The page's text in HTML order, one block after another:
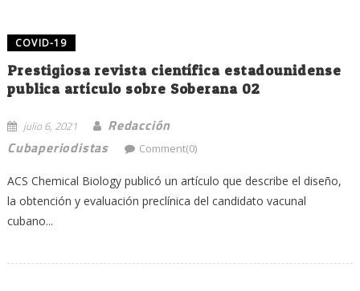
COVID-19
Prestigiosa revista científica estadounidense
publica artículo sobre Soberana 02
julio 6, 2021
Redacción
Cubaperiodistas
Comment(0)
ACS Chemical Biology publicó un artículo que describe el diseño,
la obtención y evaluación preclínica del candidato vacunal
cubano...